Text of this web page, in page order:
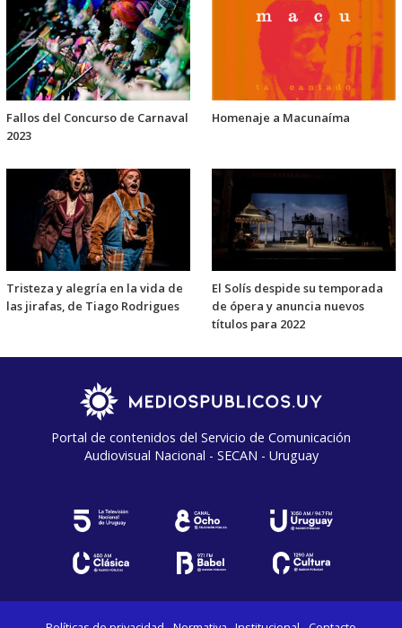
Fallos del Concurso de Carnaval
2023
Homenaje a Macunaíma
Tristeza y alegría en la vida de
las jirafas, de Tiago Rodrigues
El Solís despide su temporada
de ópera y anuncia nuevos
títulos para 2022
Portal de contenidos del Servicio de Comunicación
Audiovisual Nacional - SECAN - Uruguay